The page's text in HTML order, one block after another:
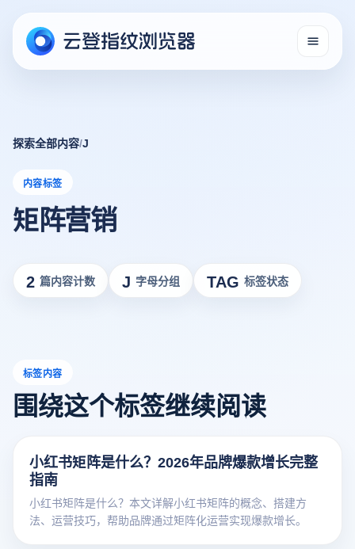
探索全部内容/J
内容标签
矩阵营销
2 篇内容计数 J 字母分组 TAG 标签状态
标签内容
围绕这个标签继续阅读
小红书矩阵是什么？2026年品牌爆款增长完整
指南
小红书矩阵是什么？本文详解小红书矩阵的概念、搭建方
法、运营技巧，帮助品牌通过矩阵化运营实现爆款增长。